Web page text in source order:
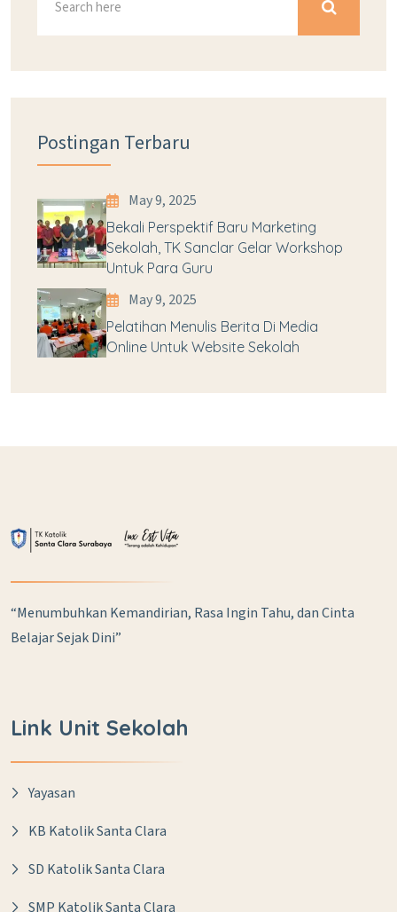
Postingan Terbaru
May 9, 2025
Bekali Perspektif Baru Marketing
Sekolah, TK Sanclar Gelar Workshop
Untuk Para Guru
May 9, 2025
Pelatihan Menulis Berita Di Media
Online Untuk Website Sekolah
“Menumbuhkan Kemandirian, Rasa Ingin Tahu, dan Cinta
Belajar Sejak Dini”
Link Unit Sekolah
Yayasan
KB Katolik Santa Clara
SD Katolik Santa Clara
SMP Katolik Santa Clara